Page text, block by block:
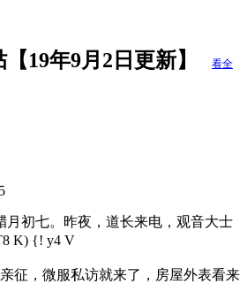
19年9月2日更新】 看全
月初七。昨夜，道长来电，观音大士
K) {! y4 V
征，微服私访就来了，房屋外表看来